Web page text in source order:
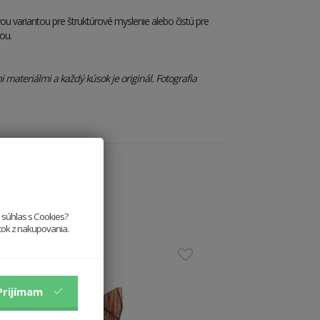
variantou pre štruktúrové myslenie alebo čistú pre
a každý kúsok je originál. Fotografia
s Cookies?
z nakupovania.